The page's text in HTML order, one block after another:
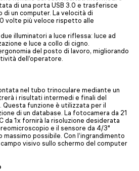
di una porta USB 3.0 e trasferisce
di un computer. La velocità di
volte più veloce rispetto alle
illuminatori a luce riflessa: luce ad
e luce a collo di cigno.
del posto di lavoro, migliorando
dell’operatore.
nel tubo trinoculare mediante un
i risultati intermedi e finali del
funzione è utilizzata per il
di un database. La fotocamera da 21
da 1x fornirà la risoluzione desiderata
e il sensore da 4/3"
massimo possibile. Con l’ingrandimento
visivo sullo schermo del computer